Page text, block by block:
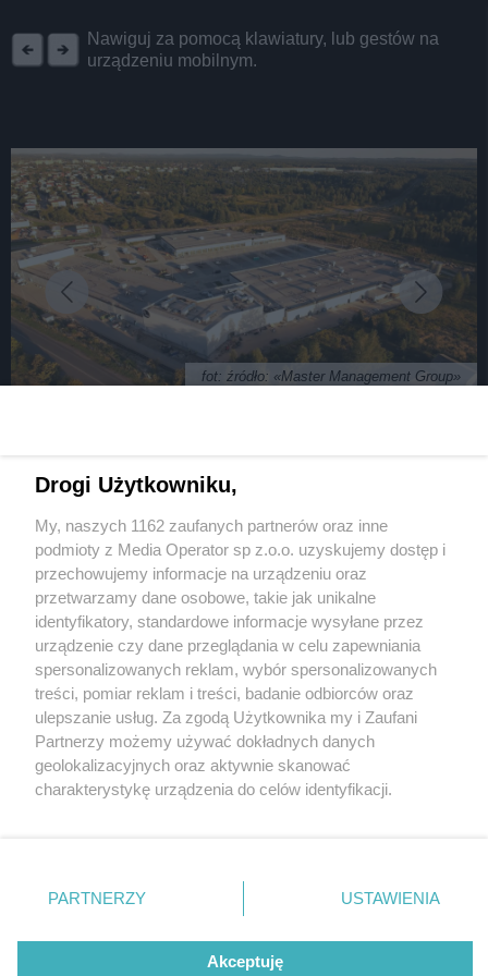
Nawiguj za pomocą klawiatury, lub gestów na
urządzeniu mobilnym.
fot: źródło: «Master Management Group»
«Brama Jury» w Zawierciu otwiera się już w
piątek. Ma ponad 16 tys. metrów kwadratowych
3 / 12
Zawiercie. Centrum
Handlowe «Brama Jury».
Wydawca mediów lokalnych
Nie zapomnij
zapoznać się z:
polityką prywatności
Twojemiasto
Piekary Śląskie
Chorzów
Tarnowskie Góry
Gliwice
Skontakuj sięz nami
Kontakt
Redakcja
Newsletter
Drogi Użytkowniku,
My, naszych 1162 zaufanych partnerów oraz inne
podmioty z Media Operator sp z.o.o. uzyskujemy dostęp i
przechowujemy informacje na urządzeniu oraz
przetwarzamy dane osobowe, takie jak unikalne
identyfikatory, standardowe informacje wysyłane przez
urządzenie czy dane przeglądania w celu zapewniania
spersonalizowanych reklam, wybór spersonalizowanych
treści, pomiar reklam i treści, badanie odbiorców oraz
ulepszanie usług. Za zgodą Użytkownika my i Zaufani
Partnerzy możemy używać dokładnych danych
geolokalizacyjnych oraz aktywnie skanować
charakterystykę urządzenia do celów identyfikacji.
zmienić/wycofać klikając przycisk ustawień prywatności
znajdujący się w lewym dolnym rogu strony
rodzaje przetwarzania danych nie wymagają zgody
użytkownika, ale masz prawo sprzeciwić się takiemu
PARTNERZY USTAWIENIA
Akceptuję